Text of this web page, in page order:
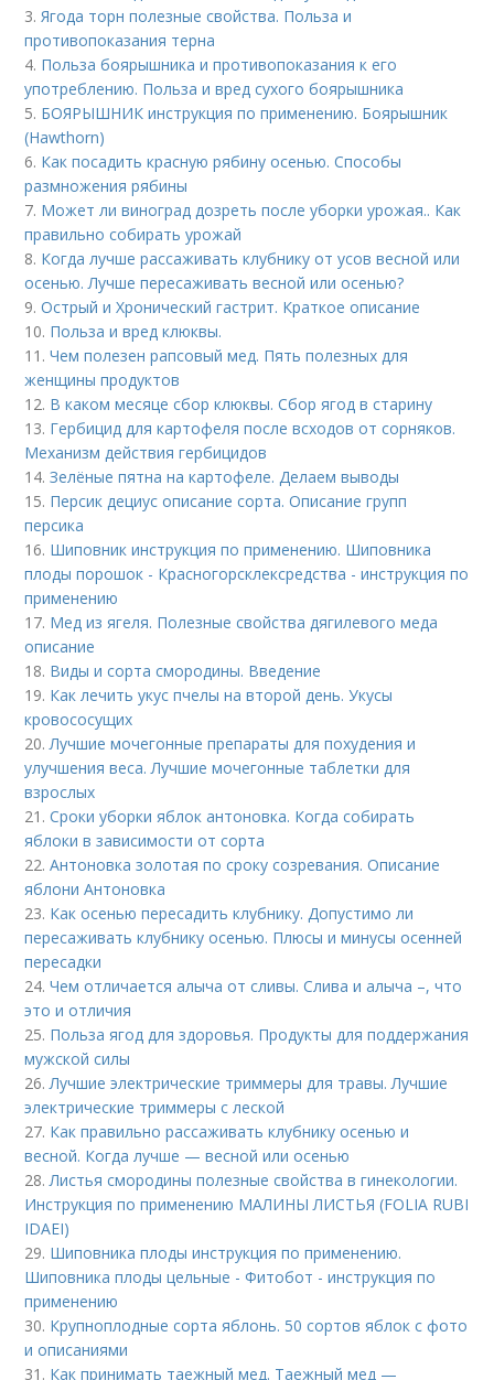
3.Ягода торн полезные свойства. Польза и
противопоказания терна
4. Польза боярышника и противопоказания к его
употреблению. Польза и вред сухого боярышника
5. БОЯРЫШНИК инструкция по применению. Боярышник
(Hawthorn)
6. Как посадить красную рябину осенью. Способы
размножения рябины
7. Может ли виноград дозреть после уборки урожая.. Как
правильно собирать урожай
8. Когда лучше рассаживать клубнику от усов весной или
осенью. Лучше пересаживать весной или осенью?
9.Острый и Хронический гастрит. Краткое описание
10. Польза и вред клюквы.
11.Чем полезен рапсовый мед. Пять полезных для
женщины продуктов
12. В каком месяце сбор клюквы. Сбор ягод в старину
13. Гербицид для картофеля после всходов от сорняков.
Механизм действия гербицидов
14.Зелёные пятна на картофеле. Делаем выводы
15. Персик дециус описание сорта. Описание групп
персика
16. Шиповник инструкция по применению. Шиповника
плоды порошок - Красногорсклексредства - инструкция по
применению
17. Мед из ягеля. Полезные свойства дягилевого меда
описание
18. Виды и сорта смородины. Введение
19. Как лечить укус пчелы на второй день. Укусы
кровососущих
20.Лучшие мочегонные препараты для похудения и
улучшения веса. Лучшие мочегонные таблетки для
взрослых
21.Сроки уборки яблок антоновка. Когда собирать
яблоки в зависимости от сорта
22.Антоновка золотая по сроку созревания. Описание
яблони Антоновка
23. Как осенью пересадить клубнику. Допустимо ли
пересаживать клубнику осенью. Плюсы и минусы осенней
пересадки
24.Чем отличается алыча от сливы. Слива и алыча –, что
это и отличия
25. Польза ягод для здоровья. Продукты для поддержания
мужской силы
26.Лучшие электрические триммеры для травы. Лучшие
электрические триммеры с леской
27. Как правильно рассаживать клубнику осенью и
весной. Когда лучше — весной или осенью
28.Листья смородины полезные свойства в гинекологии.
Инструкция по применению МАЛИНЫ ЛИСТЬЯ (FOLIA RUBI
IDAEI)
29. Шиповника плоды инструкция по применению.
Шиповника плоды цельные - Фитобот - инструкция по
применению
30. Крупноплодные сорта яблонь. 50 сортов яблок с фото
и описаниями
31. Как принимать таежный мед. Таежный мед —